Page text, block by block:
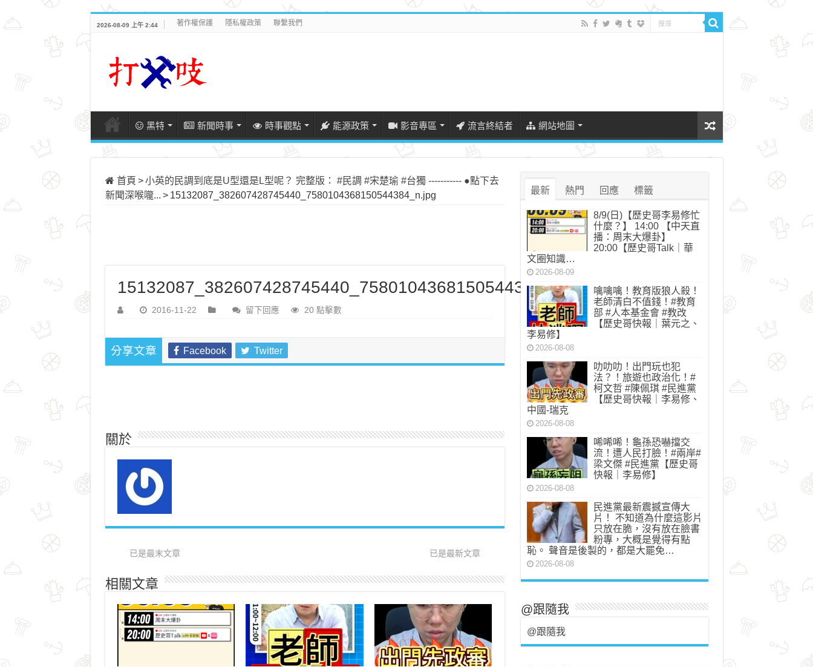
2026-08-09 上午 2:44 著作權保護 隱私權政策 聯繫我們
黑特 新聞時事 時事觀點 能源政策 影音專區 流言終結者 網站地圖
首頁 > 小英的民調到底是U型還是L型呢？ 完整版： #民調 #宋楚瑜 #台獨 ----------- ●點下去
新聞深喉嚨... > 15132087_382607428745440_7580104368150544384_n.jpg
15132087_382607428745440_7580104368150544384_n.jpg
2016-11-22 留下回應 20 點擊數
分享文章 Facebook Twitter
關於
已是最末文章 已是最新文章
相關文章
最新 熱門 回應 標籤
8/9(日)【歷史哥李易修忙
什麼？】 14:00 【中天直
播：周末大爆卦】
20:00【歷史哥Talk｜華
文圈知識…
2026-08-09
噙噙噙！教育版狼人殺！
老師清白不值錢！#教育
部 #人本基金會 #教改
【歷史哥快報｜葉元之、
李易修】
2026-08-08
叻叻叻！出門玩也犯
法？！旅遊也政治化！#
柯文哲 #陳佩琪 #民進黨
【歷史哥快報｜李易修、
中國-瑞克
2026-08-08
唏唏唏！龜孫恐嚇擋交
流！遭人民打臉！#兩岸#
梁文傑 #民進黨【歷史哥
快報｜李易修】
2026-08-08
民進黨最新震撼宣傳大
片！ 不知道為什麼這影片
只放在脆，沒有放在臉書
粉專，大概是覺得有點
恥。 聲音是後製的，都是大罷免…
2026-08-08
@跟隨我
@跟隨我